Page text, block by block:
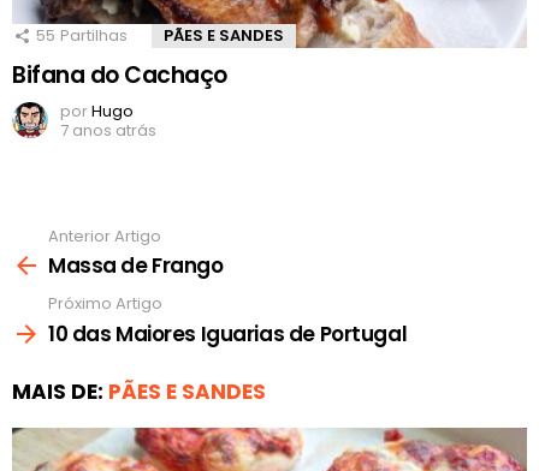
55 Partilhas PÃES E SANDES
Bifana do Cachaço
porHugo
7 anos atrás
mais
Anterior Artigo
Massa de Frango
Próximo Artigo
10 das Maiores Iguarias de Portugal
MAIS DE: PÃES E SANDES